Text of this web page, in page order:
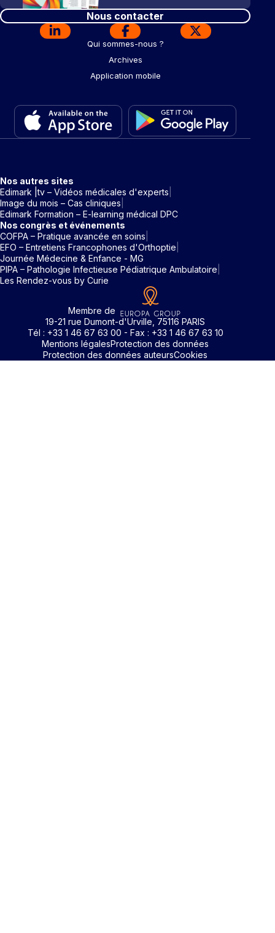
Nous contacter
Qui sommes-nous ?
Archives
Application mobile
Nos autres sites
Edimark |tv – Vidéos médicales d'experts
Image du mois – Cas cliniques
Edimark Formation – E-learning médical DPC
Nos congrès et événements
COFPA – Pratique avancée en soins
EFO – Entretiens Francophones d'Orthoptie
Journée Médecine & Enfance - MG
PIPA – Pathologie Infectieuse Pédiatrique Ambulatoire
Les Rendez-vous by Curie
Membre de
19-21 rue Dumont-d'Urville, 75116 PARIS
Tél : +33 1 46 67 63 00 - Fax : +33 1 46 67 63 10
Mentions légalesProtection des données
Protection des données auteursCookies